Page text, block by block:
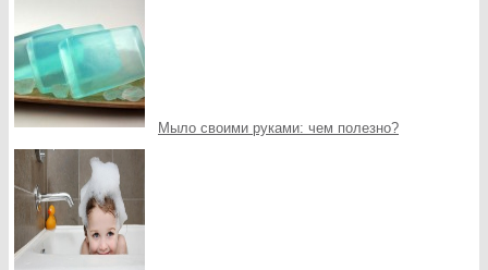
Мыло своими руками: чем полезно?